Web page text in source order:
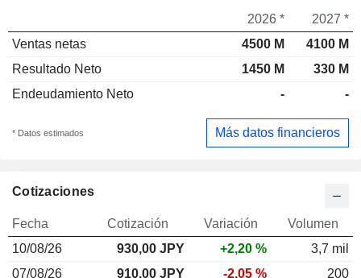
2026 *
2027 *
Ventas netas
4500 M
4100 M
Resultado Neto
1450 M
330 M
Endeudamiento Neto
- -
* Datos estimados Más datos financieros
Cotizaciones
Fecha Cotización Variación
Volumen
10/08/26
930,00 JPY +2,20 %
3,7 mil
07/08/26
910,00 JPY -2,05 %
200